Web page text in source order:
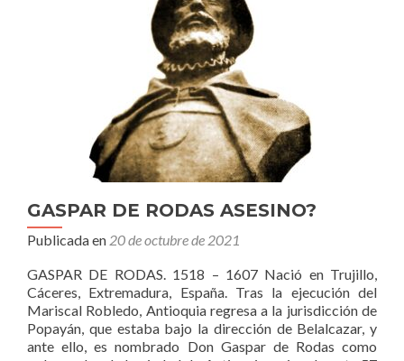
GASPAR DE RODAS ASESINO?
Publicada en 20 de octubre de 2021
GASPAR DE RODAS. 1518 – 1607 Nació en Trujillo,
Cáceres, Extremadura, España. Tras la ejecución del
Mariscal Robledo, Antioquia regresa a la jurisdicción de
Popayán, que estaba bajo la dirección de Belalcazar, y
ante ello, es nombrado Don Gaspar de Rodas como